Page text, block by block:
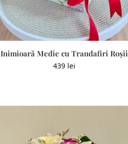
Inimioară Medie cu Trandafiri Roșii
439 lei